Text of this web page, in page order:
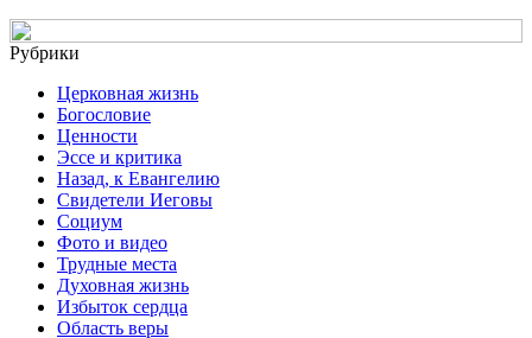
Рубрики
Церковная жизнь
Богословие
Ценности
Эссе и критика
Назад, к Евангелию
Свидетели Иеговы
Социум
Фото и видео
Трудные места
Духовная жизнь
Избыток сердца
Область веры